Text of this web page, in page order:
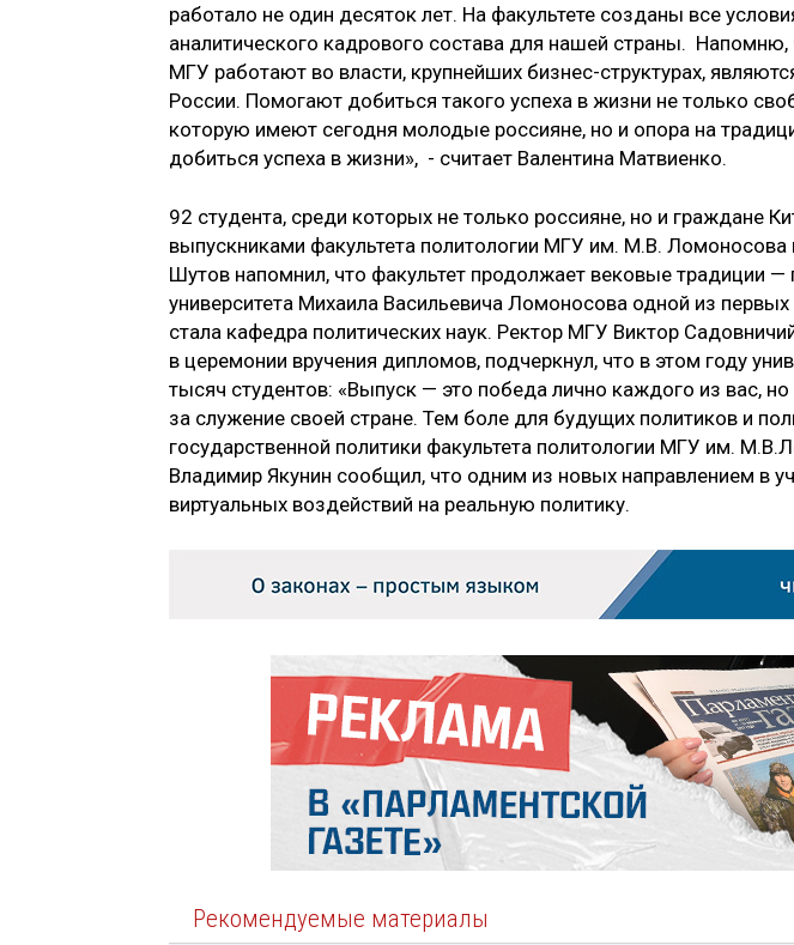
работало не один десяток лет. На факультете созданы все
аналитического кадрового состава для нашей страны. Напомню,
МГУ работают во власти, крупнейших бизнес-структурах,
России. Помогают добиться такого успеха в жизни не только
которую имеют сегодня молодые россияне, но и опора на
добиться успеха в жизни», - считает Валентина Матвиенко.
92 студента, среди которых не только россияне, но и граждане
выпускниками факультета политологии МГУ им. М.В.
Шутов напомнил, что факультет продолжает вековые традиции
университета Михаила Васильевича Ломоносова одной из
стала кафедра политических наук. Ректор МГУ Виктор
в церемонии вручения дипломов, подчеркнул, что в этом году
тысяч студентов: «Выпуск — это победа лично каждого из вас, но
за служение своей стране. Тем боле для будущих политиков и
государственной политики факультета политологии МГУ им.
Владимир Якунин сообщил, что одним из новых направлением в
виртуальных воздействий на реальную политику.
Рекомендуемые материалы